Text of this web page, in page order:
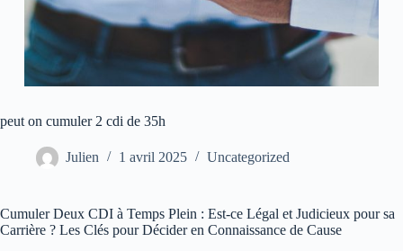
peut on cumuler 2 cdi de 35h
Julien 1 avril 2025 Uncategorized
Cumuler Deux CDI à Temps Plein : Est-ce Légal et Judicieux pour sa
Carrière ? Les Clés pour Décider en Connaissance de Cause